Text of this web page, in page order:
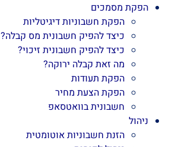
הפקת מסמכים
הפקת חשבוניות דיגיטליות
כיצד להפיק חשבונית מס קבלה?
כיצד להפיק חשבונית זיכוי?
מה זאת קבלה ירוקה?
הפקת תעודות
הפקת הצעת מחיר
חשבונית בוואטסאפ
ניהול
הזנת חשבוניות אוטומטית